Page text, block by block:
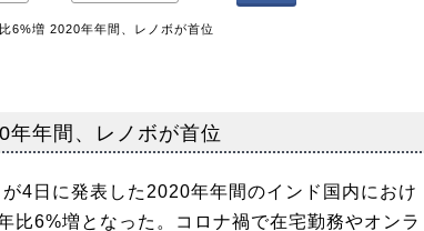
6%増 2020年年間、レノボが首位
年年間、レノボが首位
4日に発表した2020年年間のインド国内におけ
比6%増となった。コロナ禍で在宅勤務やオンラ